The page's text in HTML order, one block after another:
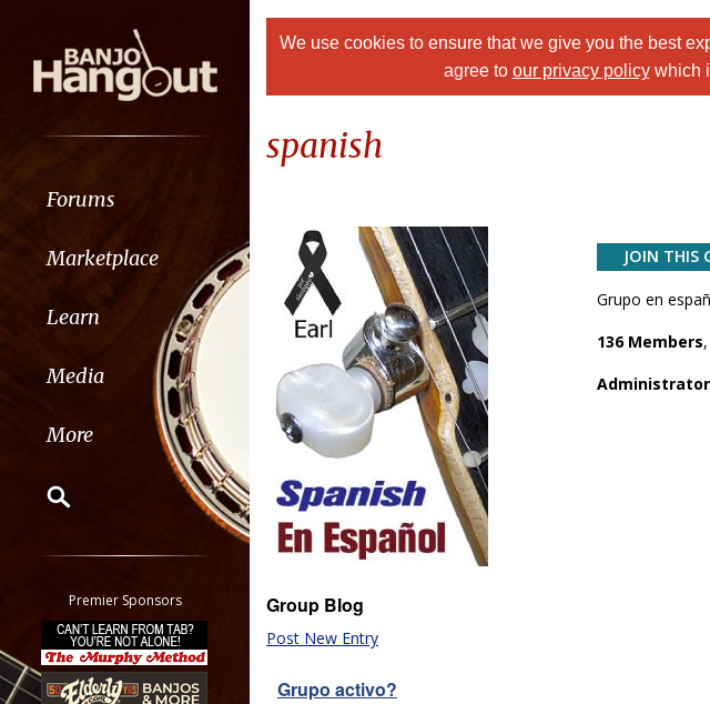
Forums
Marketplace
Learn
Media
More
Classifieds
Tab
All other pages
Premier Sponsors
We use cookies to ensure that we give you the best
agree to our privacy policywhich
spanish
JOIN THIS
Grupo en
136 Members
Group Blog
Post New Entry
Grupo activo?